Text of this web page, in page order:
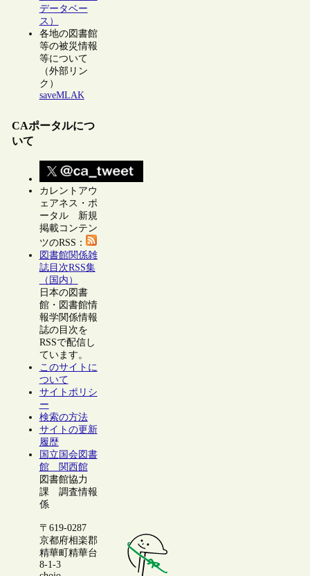
データベー
ス）
各地の図書館
等の被災情報
等について
（外部リン
ク）
saveMLAK
CAポータルにつ
いて
カレントアウ
ェアネス・ポ
ータル 新規
掲載コンテン
ツのRSS：
図書館関係雑
誌目次RSS集
（国内）
日本の図書
館・図書館情
報学関係情報
誌の目次を
RSSで配信し
ています。
このサイトに
ついて
サイトポリシ
ー
検索の方法
サイトの更新
履歴
国立国会図書
館 関西館
図書館協力
課 調査情報
係
〒619-0287
京都府相楽郡
精華町精華台
8-1-3